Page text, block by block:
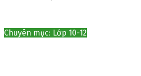
Chuyên mục: Lớp 10-12